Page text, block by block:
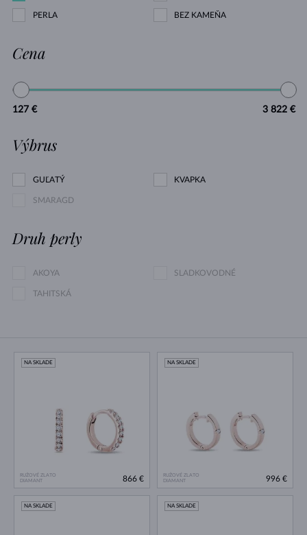
PERLA BEZ KAMEŇA
Cena
127 € 3 822 €
Výbrus
GUĽATÝ KVAPKA
SMARAGD
Druh perly
AKOYA SLADKOVODNÉ
TAHITSKÁ
RUŽOVÉ ZLATO
DIAMANT
NA SKLADE
866 €
RUŽOVÉ ZLATO
DIAMANT
NA SKLADE
996 €
NA SKLADE NA SKLADE